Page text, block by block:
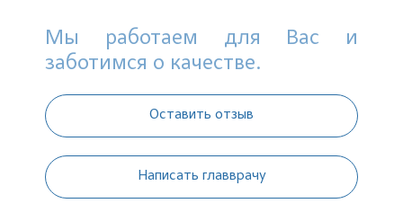
Мы работаем для Вас и
заботимся о качестве.
Оставить отзыв
Написать главврачу